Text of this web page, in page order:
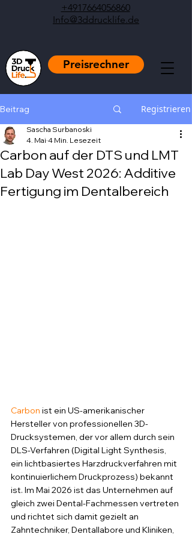
+4917664056860
Info@3ddrucklife.de
Preisrechner
Beitrag Registrieren
Carbon auf der DTS und LMT
Lab Day West 2026: Additive
Fertigung im Dentalbereich
Sascha Surbanoski
4. Mai 4 Min. Lesezeit
Carbon ist ein US-amerikanischer
Hersteller von professionellen 3D-
Drucksystemen, der vor allem durch sein
DLS-Verfahren (Digital Light Synthesis,
ein lichtbasiertes Harzdruckverfahren mit
kontinuierlichem Druckprozess) bekannt
ist. Im Mai 2026 ist das Unternehmen auf
gleich zwei Dental-Fachmessen vertreten
und richtet sich damit gezielt an
Zahntechniker, Dentallabore und Kliniken,